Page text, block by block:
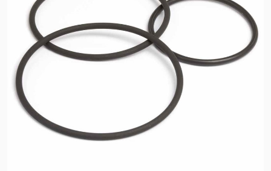
Konumlar
Haberler